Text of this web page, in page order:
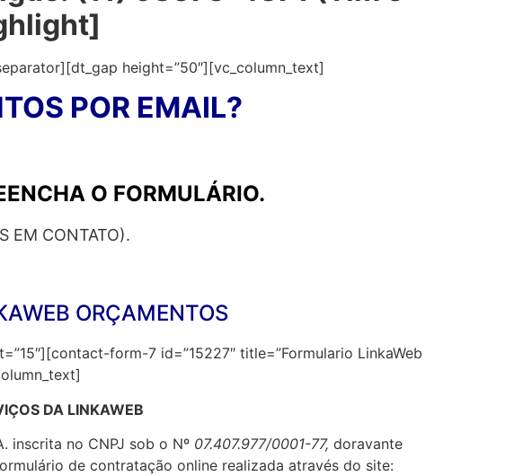
height=”50″][vc_column_text]
POR EMAIL?
O FORMULÁRIO.
EM CONTATO).
ORÇAMENTOS
form-7 id=”15227″ title=”Formulario LinkaWeb
DA LINKAWEB
inscrita no CNPJ sob o Nº 07.407.977/0001-77, doravante
de contratação online realizada através do site: